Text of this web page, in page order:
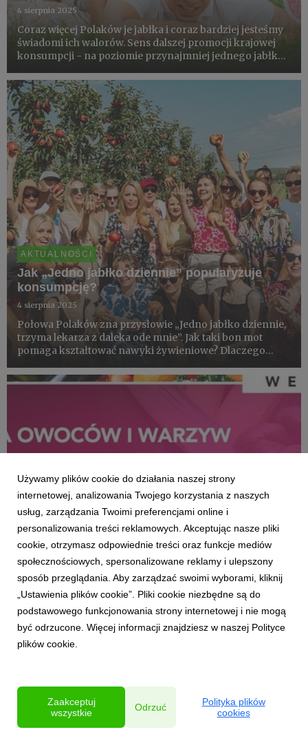
4 sierpnia 2025
Coraz więcej Polaków je jabłka i coraz bardziej jesteśmy
świadomi ich walorów. Sens dalszej promocji krajowej
konsumpcji - na poziomie przynajmniej jednego jabłka
m.in. prof. Kazimierz Tomala, prof. Dariusz Wrona i pr...
AKTUALNOŚCI
Jak „Jedno jabłko dziennie” popularyzuje
konsumpcję?
4 sierpnia 2025
Połowa Polaków zna przysłowie „Jedno jabłko dziennie,
trzyma lekarza z daleka ode mnie”. Jak taki bon mot
pomaga kształtować nawyki żywieniowe? Dlaczego
Oto podsumowanie doświadczeń.
AKTUALNOŚCI
Promocja owoców i warzyw - czy potrzeba
nam rewolucji czy ewolucji?
17 lipca 2025
Core Team sektora ogrodniczego wraz z redakcją
SadyOgrody zaprasza na webinar poświęcony promocji
owoców i warzyw. Wśród uczestników liderzy kampanii,
transmisji z 24/07.
Używamy plików cookie do działania naszej strony
internetowej, analizowania Twojego korzystania z naszych
usług, zarządzania Twoimi preferencjami online i
personalizowania treści reklamowych. Akceptując nasze pliki
cookie, otrzymasz odpowiednie treści oraz funkcje mediów
społecznościowych, spersonalizowane reklamy i ulepszony
sposób przeglądania. Aby zarządzać swoimi wyborami, kliknij
„Ustawienia plików cookie”. Pliki cookie niezbędne są do
podstawowego funkcjonowania strony internetowej i nie mogą
być odrzucone. Więcej informacji znajdziesz w naszej Polityce
plików cookie.
Zaakceptuj
wszystkie
Odrzuć
Polityka plików
cookies